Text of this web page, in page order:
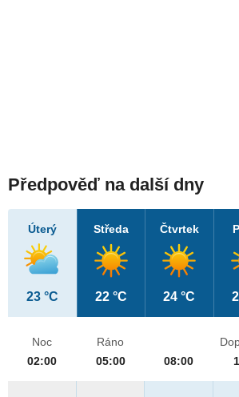
Předpověď na další dny
Úterý
23 °C
Středa
22 °C
Čtvrtek
24 °C
Noc
02:00
Ráno
05:00
08:00